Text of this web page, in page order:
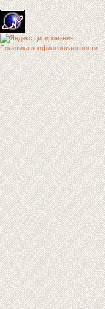
Политика конфиденциальности